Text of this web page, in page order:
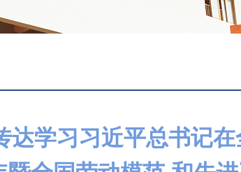
达学习习近平总书记